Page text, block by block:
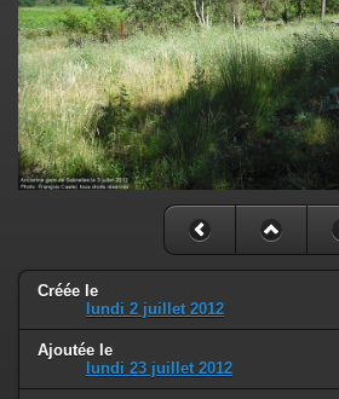
Créée le
lundi 2 juillet 2012
Ajoutée le
lundi 23 juillet 2012